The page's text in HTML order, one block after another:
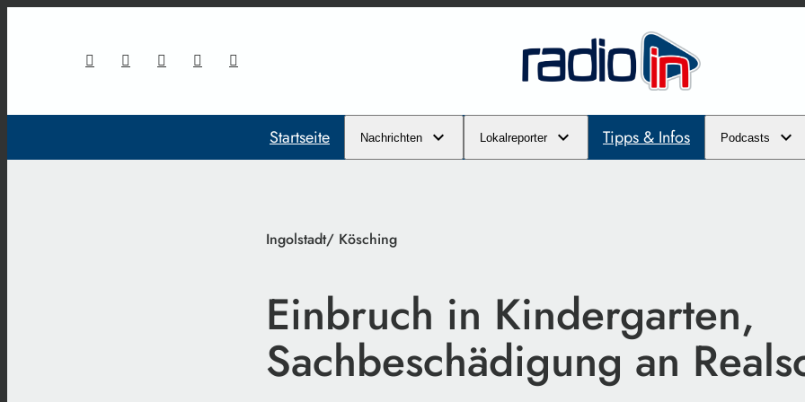
Startseite Nachrichten Lokalreporter Tipps & Infos Podcasts
Ingolstadt/ Kösching
Einbruch in Kindergarten,
Sachbeschädigung an